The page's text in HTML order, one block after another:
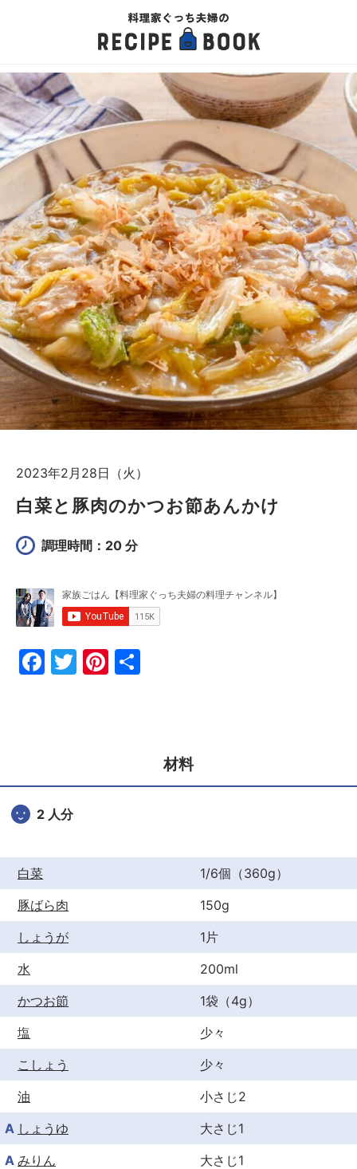
2023年2月28日（火）
白菜と豚肉のかつお節あんかけ
調理時間：20 分
F
o
o
T
Pi
材料
2 人分
白菜
1/6個（360g）
豚ばら肉
150g
しょうが
1片
水
200ml
かつお節
1袋（4g）
塩
少々
こしょう
少々
油
小さじ2
A しょうゆ
大さじ1
A みりん
大さじ1